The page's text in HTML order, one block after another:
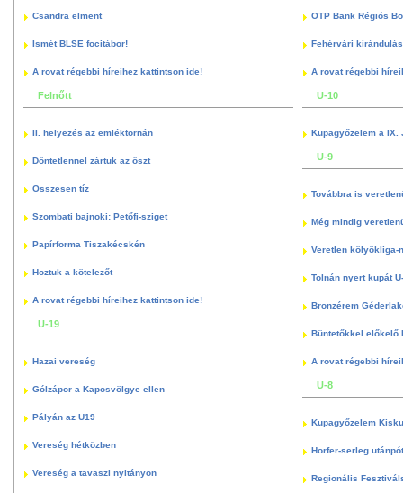
Csandra elment
Ismét BLSE focitábor!
A rovat régebbi híreihez kattintson ide!
Felnőtt
II. helyezés az emléktornán
Döntetlennel zártuk az őszt
Összesen tíz
Szombati bajnoki: Petőfi-sziget
Papírforma Tiszakécskén
Hoztuk a kötelezőt
A rovat régebbi híreihez kattintson ide!
U-19
Hazai vereség
Gólzápor a Kaposvölgye ellen
Pályán az U19
Vereség hétközben
Vereség a tavaszi nyitányon
OTP Bank Régiós
Fehérvári kirándulás
A rovat régebbi
U-10
Kupagyőzelem a
U-9
Továbbra is
Még mindig
Veretlen kölyökliga-
Tolnán nyert kupát
Bronzérem
Büntetőkkel előkelő
A rovat régebbi
U-8
Kupagyőzelem
Horfer-serleg
Regionális